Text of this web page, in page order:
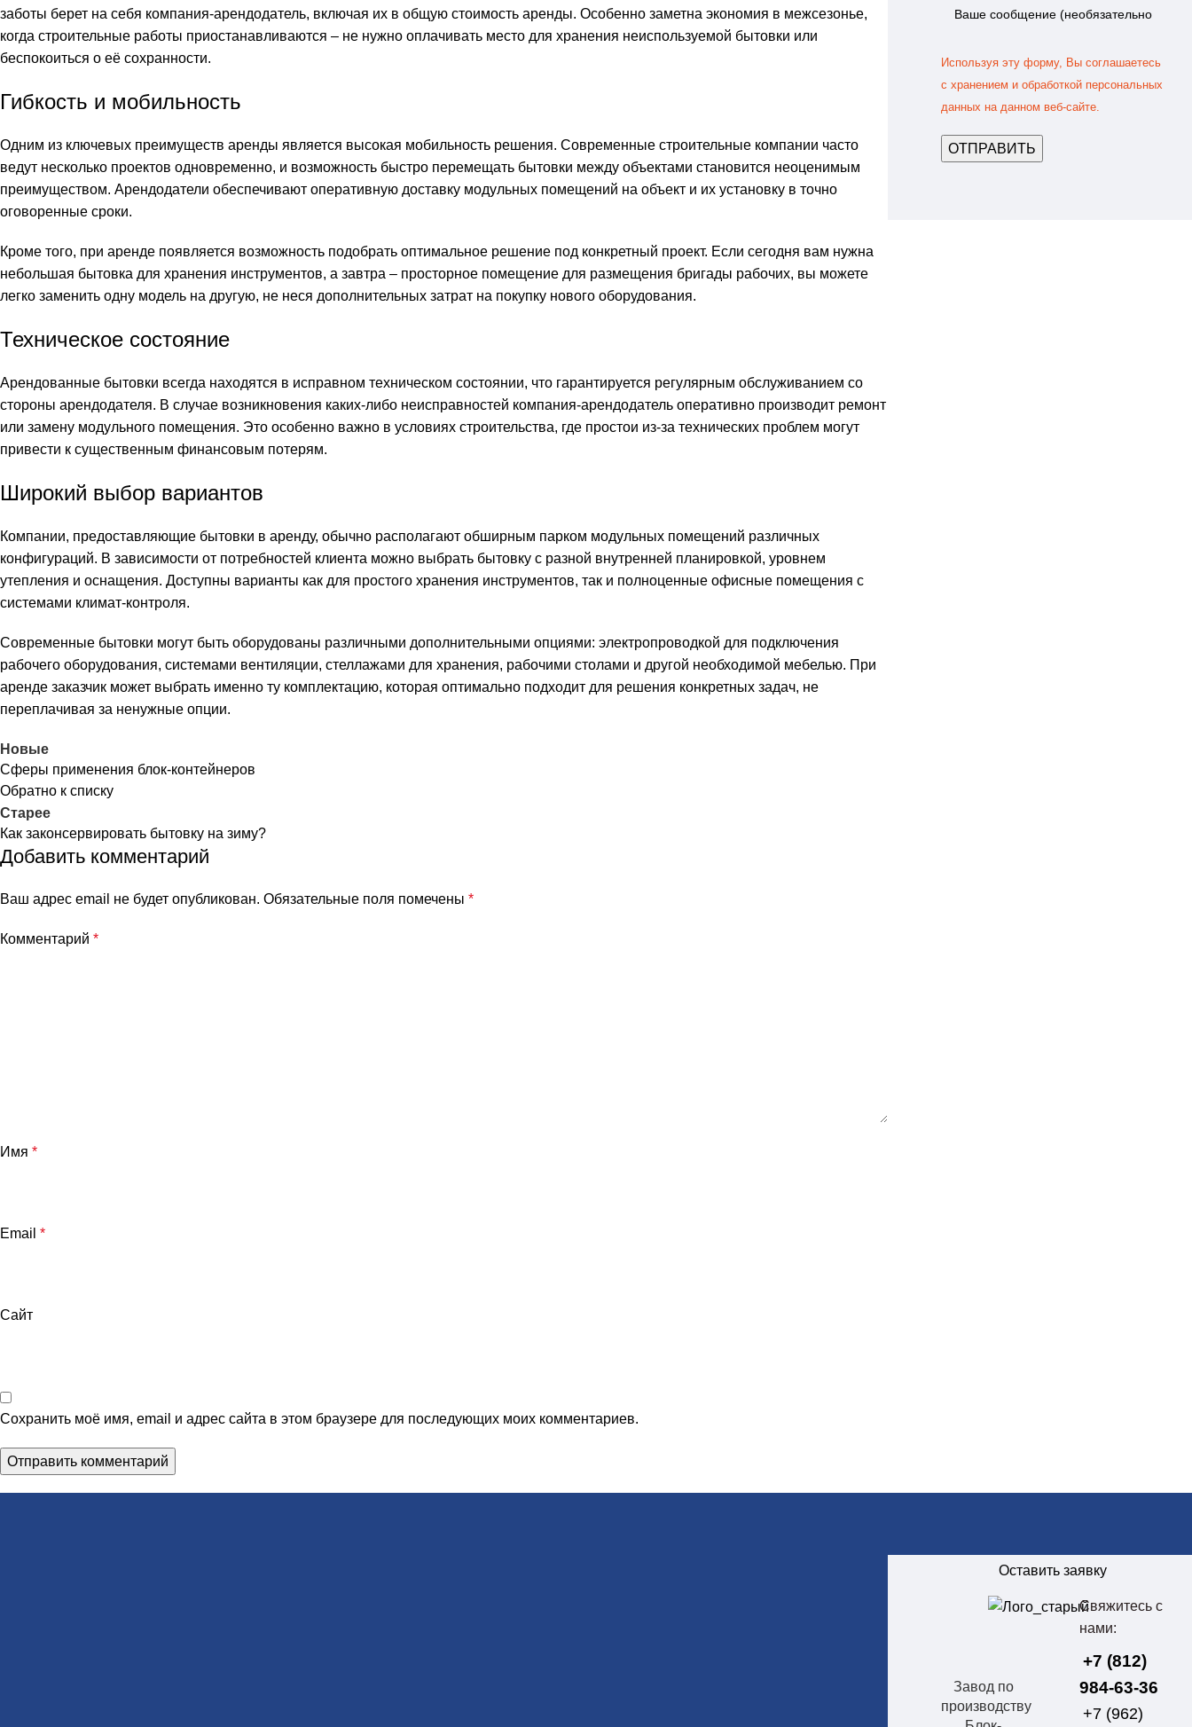
заботы берет на себя компания-арендодатель, включая их в общую стоимость аренды. Особенно заметна экономия в межсезонье,
когда строительные работы приостанавливаются – не нужно оплачивать место для хранения неиспользуемой бытовки или
беспокоиться о её сохранности.
Гибкость и мобильность
Одним из ключевых преимуществ аренды является высокая мобильность решения. Современные строительные компании часто
ведут несколько проектов одновременно, и возможность быстро перемещать бытовки между объектами становится неоценимым
преимуществом. Арендодатели обеспечивают оперативную доставку модульных помещений на объект и их установку в точно
оговоренные сроки.
Кроме того, при аренде появляется возможность подобрать оптимальное решение под конкретный проект. Если сегодня вам нужна
небольшая бытовка для хранения инструментов, а завтра – просторное помещение для размещения бригады рабочих, вы можете
легко заменить одну модель на другую, не неся дополнительных затрат на покупку нового оборудования.
Техническое состояние
Арендованные бытовки всегда находятся в исправном техническом состоянии, что гарантируется регулярным обслуживанием со
стороны арендодателя. В случае возникновения каких-либо неисправностей компания-арендодатель оперативно производит ремонт
или замену модульного помещения. Это особенно важно в условиях строительства, где простои из-за технических проблем могут
привести к существенным финансовым потерям.
Широкий выбор вариантов
Компании, предоставляющие бытовки в аренду, обычно располагают обширным парком модульных помещений различных
конфигураций. В зависимости от потребностей клиента можно выбрать бытовку с разной внутренней планировкой, уровнем
утепления и оснащения. Доступны варианты как для простого хранения инструментов, так и полноценные офисные помещения с
системами климат-контроля.
Современные бытовки могут быть оборудованы различными дополнительными опциями: электропроводкой для подключения
рабочего оборудования, системами вентиляции, стеллажами для хранения, рабочими столами и другой необходимой мебелью. При
аренде заказчик может выбрать именно ту комплектацию, которая оптимально подходит для решения конкретных задач, не
переплачивая за ненужные опции.
Новые
Сферы применения блок-контейнеров
Обратно к списку
Старее
Как законсервировать бытовку на зиму?
Добавить комментарий
Ваш адрес email не будет опубликован. Обязательные поля помечены *
Комментарий *
Имя *
Email *
Сайт
Сохранить моё имя, email и адрес сайта в этом браузере для последующих моих комментариев.
Используя эту форму, Вы соглашаетесь
с хранением и обработкой персональных
данных на данном веб-сайте.
Оставить заявку
Завод по
производству
Свяжитесь с
нами:
+7 (812)
984-63-36
+7 (962)